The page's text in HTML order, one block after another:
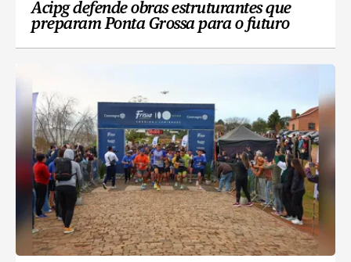
Acipg defende obras estruturantes que
preparam Ponta Grossa para o futuro